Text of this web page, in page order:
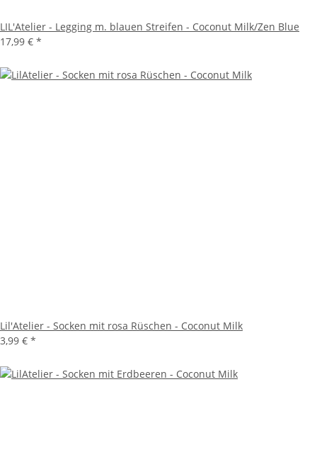
LIL'Atelier - Legging m. blauen Streifen - Coconut Milk/Zen Blue
17,99 € *
Lil'Atelier - Socken mit rosa Rüschen - Coconut Milk
3,99 € *